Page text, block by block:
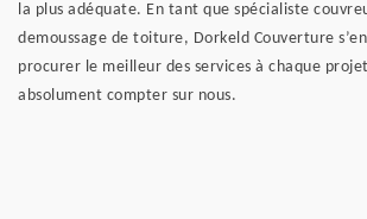
la plus adéquate. En tant que spécialiste
demoussage de toiture, Dorkeld Couverture
procurer le meilleur des services à chaque
absolument compter sur nous.